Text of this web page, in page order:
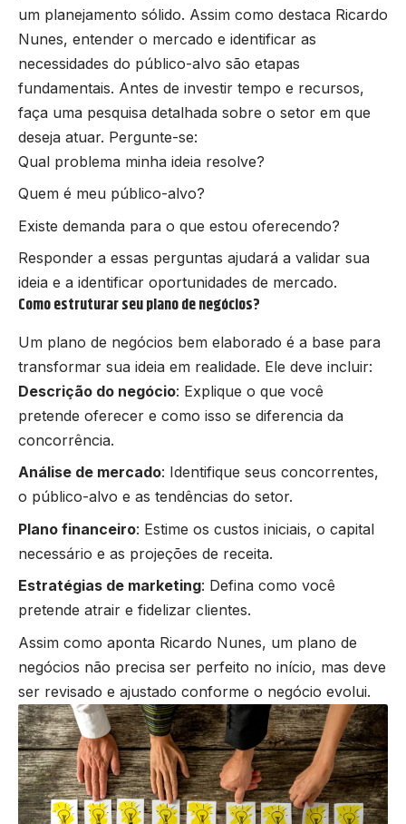
um planejamento sólido. Assim como destaca Ricardo
Nunes, entender o mercado e identificar as
necessidades do público-alvo são etapas
fundamentais. Antes de investir tempo e recursos,
faça uma pesquisa detalhada sobre o setor em que
deseja atuar. Pergunte-se:
Qual problema minha ideia resolve?
Quem é meu público-alvo?
Existe demanda para o que estou oferecendo?
Responder a essas perguntas ajudará a validar sua
ideia e a identificar oportunidades de mercado.
Como estruturar seu plano de negócios?
Um plano de negócios bem elaborado é a base para
transformar sua ideia em realidade. Ele deve incluir:
Descrição do negócio: Explique o que você
pretende oferecer e como isso se diferencia da
concorrência.
Análise de mercado: Identifique seus concorrentes,
o público-alvo e as tendências do setor.
Plano financeiro: Estime os custos iniciais, o capital
necessário e as projeções de receita.
Estratégias de marketing: Defina como você
pretende atrair e fidelizar clientes.
Assim como aponta Ricardo Nunes, um plano de
negócios não precisa ser perfeito no início, mas deve
ser revisado e ajustado conforme o negócio evolui.